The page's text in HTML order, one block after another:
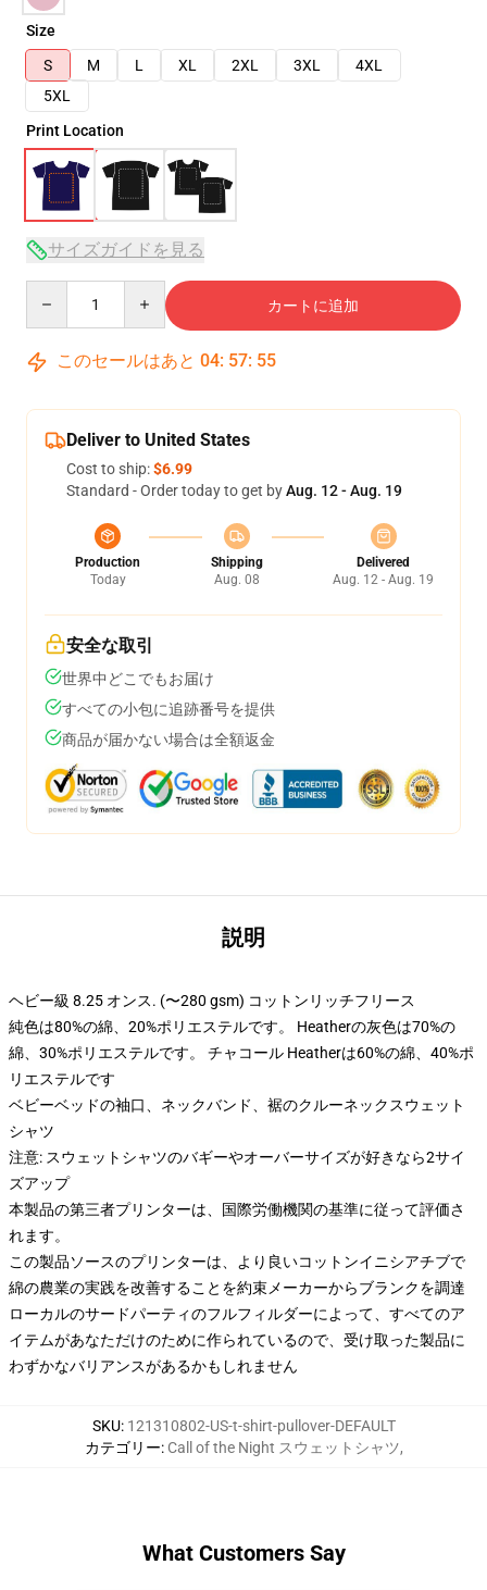
Size
S
M L XL 2XL 3XL
4XL
5XL
Print Location
サイズガイドを見る
カートに追加
このセールはあと 04: 57: 54
Deliver to United States
Cost to ship:$6.99
Standard - Order today to get byAug. 12 - Aug. 19
Production
Today
Shipping
Aug. 08
Delivered
Aug. 12 - Aug. 19
安全な取引
世界中どこでもお届け
すべての小包に追跡番号を提供
商品が届かない場合は全額返金
説明
ヘビー級 8.25 オンス. (〜280 gsm) コットンリッチフリース
純色は80%の綿、20%ポリエステルです。 Heatherの灰色は70%の
綿、30%ポリエステルです。 チャコール Heatherは60%の綿、40%ポ
リエステルです
ベビーベッドの袖口、ネックバンド、裾のクルーネックスウェット
シャツ
注意: スウェットシャツのバギーやオーバーサイズが好きなら2サイ
ズアップ
本製品の第三者プリンターは、国際労働機関の基準に従って評価さ
れます。
この製品ソースのプリンターは、より良いコットンイニシアチブで
綿の農業の実践を改善することを約束メーカーからブランクを調達
ローカルのサードパーティのフルフィルダーによって、すべてのア
イテムがあなただけのために作られているので、受け取った製品に
わずかなバリアンスがあるかもしれません
SKU: 121310802-US-t-shirt-pullover-DEFAULT
カテゴリー: Call of the Night スウェットシャツ,
What Customers Say